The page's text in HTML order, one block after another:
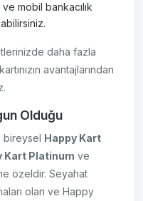
mobil bankacılık
daha fazla
avantajlarından
Olduğu
bireysel Happy Kart
Kart Platinum ve
özeldir. Seyahat
olan ve Happy